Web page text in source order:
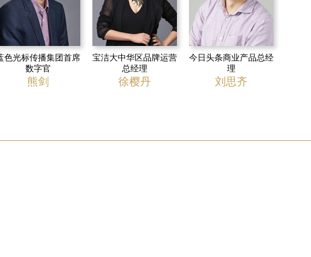
色光标传播集团首席
数字官
熊剑
宝洁大中华区品牌运营
总经理
徐樱丹
今日头条商业产品总经
理
刘思齐